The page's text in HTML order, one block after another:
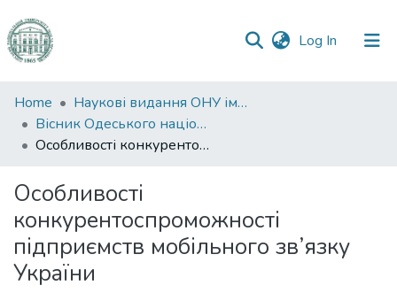
Log In (current)
Communities
&
Collections
Statistics
Home
Наукові видання ОНУ імені І. І. Мечникова
Вісник Одеського національного університету. Економіка
Особливості конкурентоспроможності підприємств мобільного зв’язку України
Особливості
конкурентоспроможності
підприємств мобільного зв’язку
України